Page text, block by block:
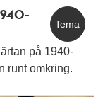
Tema
på 1940-
runt omkring.